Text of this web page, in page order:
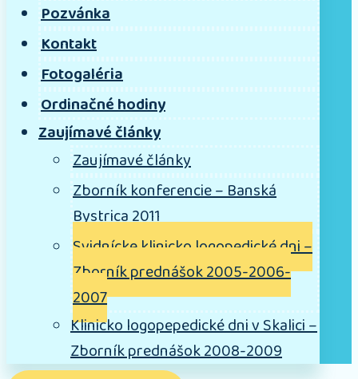
Pozvánka
Kontakt
Fotogaléria
Ordinačné hodiny
Zaujímavé články
Zaujímavé články
Zborník konferencie – Banská
Bystrica 2011
Svidnícke klinicko logopedické dni –
Zborník prednášok 2005-2006-
2007
Klinicko logopepedické dni v Skalici –
Zborník prednášok 2008-2009